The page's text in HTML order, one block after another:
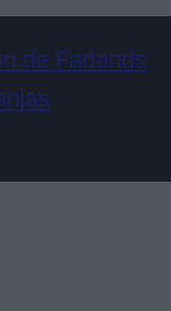
de Farlands